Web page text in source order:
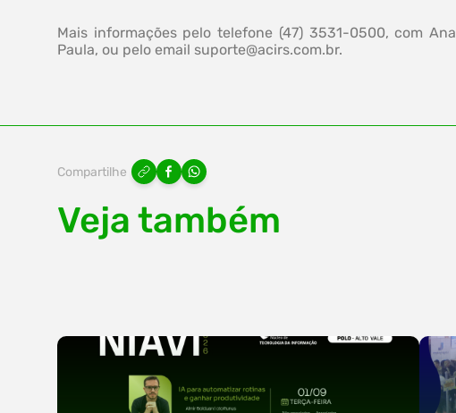
Mais informações pelo telefone (47) 3531-0500, com Ana
Paula, ou pelo email suporte@acirs.com.br.
Compartilhe
Veja também